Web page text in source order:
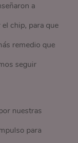
a
chip, para que
remedio que
seguir
nuestras
para